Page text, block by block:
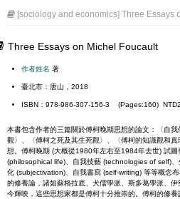
[sociology and economics] Three Essays
Three Essays on Michel Foucault
作者姓名 著
臺北市：唐山，2018
ISBN：978-986-307-156-3 (Pages:160)
本書包含作者的三篇關於傅柯晚期思想的論文：〈自
觀〉、〈傅柯之死及其生死觀〉、〈傅柯的知識觀和
想。傅柯晚期 (大概從1980年左右至1984年去世) 試
(philosophical life)、自我技藝 (technologies of self)
化 (subjectivation)、自我書寫 (self-writing) 等等概念
的修養論，諸如蘇格拉底、犬儒學派、斯多葛學派、
今輝映，這些思想家都是傅柯十分推崇的。傅柯的修